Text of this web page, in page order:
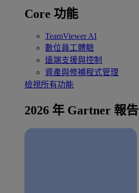
Core 功能
TeamViewer AI
數位員工體驗
遠端支援與控制
資產與修補程式管理
檢視所有功能
2026 年 Gartner 報告